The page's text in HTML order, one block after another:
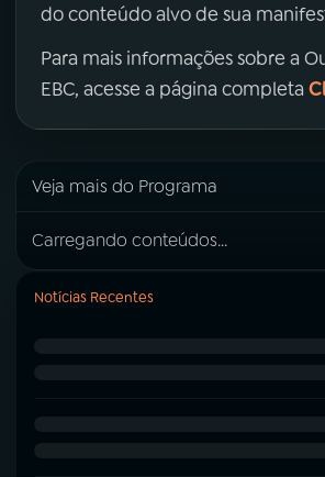
do conteúdo alvo de sua
Para mais informações sobre a
EBC, acesse a página completa
Veja mais do Programa
Carregando conteúdos...
Notícias Recentes